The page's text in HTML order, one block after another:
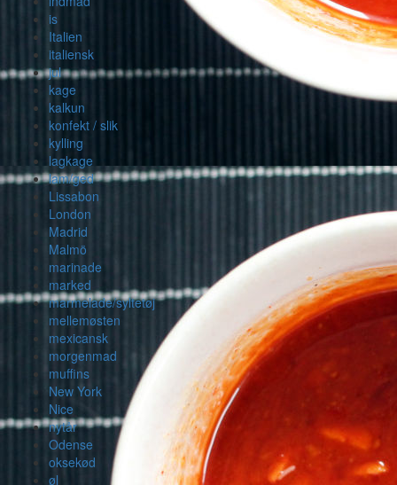
is
Italien
italiensk
jul
kage
kalkun
konfekt / slik
kylling
lagkage
lam/ged
Lissabon
London
Madrid
Malmö
marinade
marked
marmelade/syltetøj
mellemøsten
mexicansk
morgenmad
muffins
New York
Nice
nytår
Odense
oksekød
øl